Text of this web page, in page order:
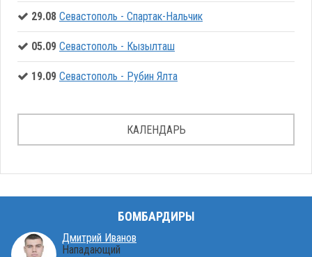
29.08 Севастополь - Спартак-Нальчик
05.09 Севастополь - Кызылташ
19.09 Севастополь - Рубин Ялта
КАЛЕНДАРЬ
БОМБАРДИРЫ
Дмитрий Иванов
Нападающий